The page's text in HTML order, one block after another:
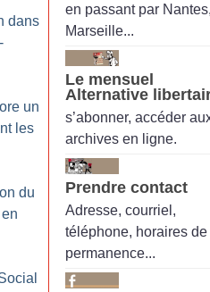
dans
un
les
du
en passant par Nantes,
Marseille...
Le mensuel
Alternative
s’abonner, accéder
archives en ligne.
Prendre contact
Adresse, courriel,
téléphone, horaires de
permanence...